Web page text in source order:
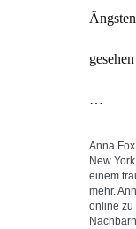
…
Anna
New
einem
mehr.
online zu